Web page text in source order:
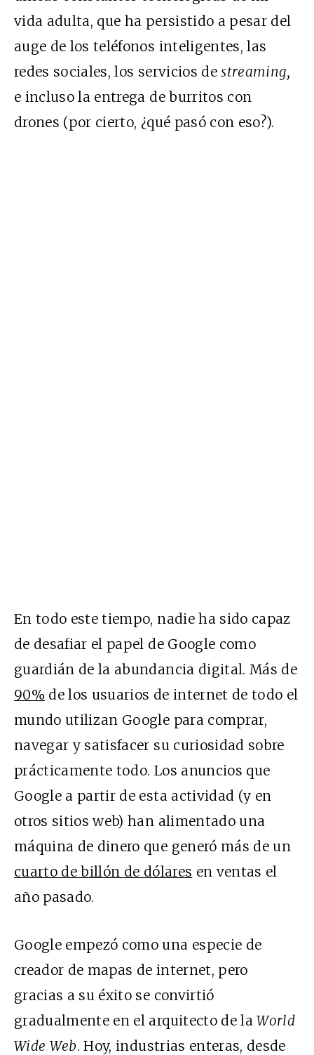
vida adulta, que ha persistido a pesar del
auge de los teléfonos inteligentes, las
redes sociales, los servicios destreaming,
e incluso la entrega de burritos con
drones (por cierto, ¿qué pasó con eso?).
En todo este tiempo, nadie ha sido capaz
de desafiar el papel de Google como
guardián de la abundancia digital. Más de
90% de los usuarios de internet de todo el
mundo utilizan Google para comprar,
navegar y satisfacer su curiosidad sobre
prácticamente todo. Los anuncios que
Google a partir de esta actividad (y en
otros sitios web) han alimentado una
máquina de dinero que generó más de un
cuarto de billón de dólares en ventas el
año pasado.
Google empezó como una especie de
creador de mapas de internet, pero
gracias a su éxito se convirtió
gradualmente en el arquitecto de laWorld
Wide Web. Hoy, industrias enteras, desde